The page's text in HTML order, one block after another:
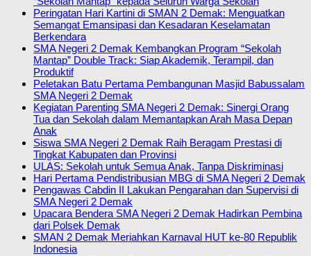
Peringatan Hari Kartini di SMAN 2 Demak: Menguatkan
Semangat Emansipasi dan Kesadaran Keselamatan
Berkendara
SMA Negeri 2 Demak Kembangkan Program “Sekolah
Mantap” Double Track: Siap Akademik, Terampil, dan
Produktif
Peletakan Batu Pertama Pembangunan Masjid Babussalam
SMA Negeri 2 Demak
Kegiatan Parenting SMA Negeri 2 Demak: Sinergi Orang
Tua dan Sekolah dalam Memantapkan Arah Masa Depan
Anak
Siswa SMA Negeri 2 Demak Raih Beragam Prestasi di
Tingkat Kabupaten dan Provinsi
ULAS: Sekolah untuk Semua Anak, Tanpa Diskriminasi
Hari Pertama Pendistribusian MBG di SMA Negeri 2 Demak
Pengawas Cabdin II Lakukan Pengarahan dan Supervisi di
SMA Negeri 2 Demak
Upacara Bendera SMA Negeri 2 Demak Hadirkan Pembina
dari Polsek Demak
SMAN 2 Demak Meriahkan Karnaval HUT ke-80 Republik
Indonesia